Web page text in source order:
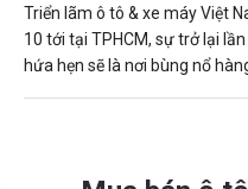
Triển lãm ô tô & xe máy Việt
10 tới tại TPHCM, sự trở lại
hứa hẹn sẽ là nơi bùng nổ